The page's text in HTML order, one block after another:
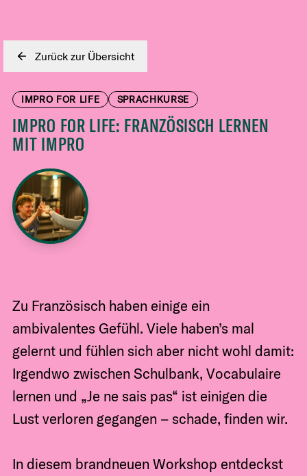
Zurück zur Übersicht
IMPRO FOR LIFE SPRACHKURSE
IMPRO FOR LIFE: FRANZÖSISCH LERNEN
MIT IMPRO
Zu Französisch haben einige ein
ambivalentes Gefühl. Viele haben’s mal
gelernt und fühlen sich aber nicht wohl damit:
Irgendwo zwischen Schulbank, Vocabulaire
lernen und „Je ne sais pas“ ist einigen die
Lust verloren gegangen – schade, finden wir.
In diesem brandneuen Workshop entdeckst